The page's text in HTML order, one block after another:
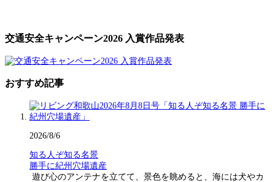
交通安全キャンペーン2026 入賞作品発表
おすすめ記事
2026/8/6
知る人ぞ知る名景
勝手に紀州穴場遺産
遊び心のアンテナを立てて、景色を眺めると、海には犬やカ